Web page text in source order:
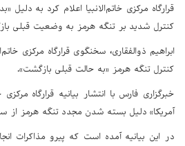
قرارگاه مرکزی خاتم‌الانبیا اعلام کرد به دلیل
کنترل شدید بر تنگه هرمز به وضعیت قبلی
ابراهیم ذوالفقاری، سخنگوی قرارگاه مرکزی
کنترل تنگه هرمز «به حالت قبلی بازگشت».
خبرگزاری فارس با انتشار بیانیه قرارگاه
آمریکا» دلیل بسته شدن مجدد تنگه هرمز از
در این بیانیه آمده است که پیرو مذاکرات